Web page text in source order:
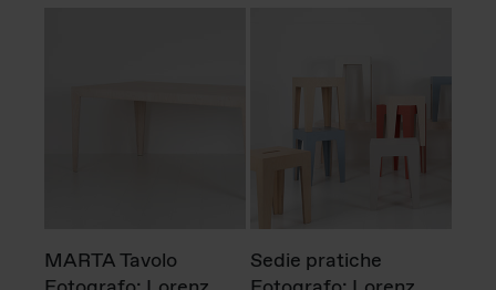
MARTA Tavolo
Sedie pratiche